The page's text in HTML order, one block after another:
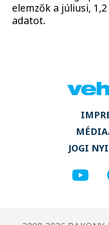
elemzők a júliusi,
adatot.
JOGI